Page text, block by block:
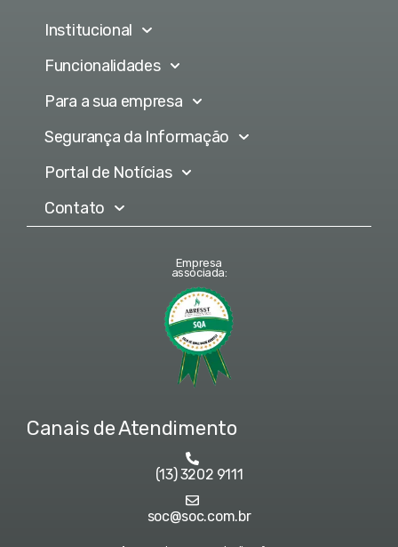
Institucional
Funcionalidades
Para a sua empresa
Segurança da Informação
Portal de Notícias
Contato
Empresa
associada:
Canais de Atendimento
(13) 3202 9111
soc@soc.com.br